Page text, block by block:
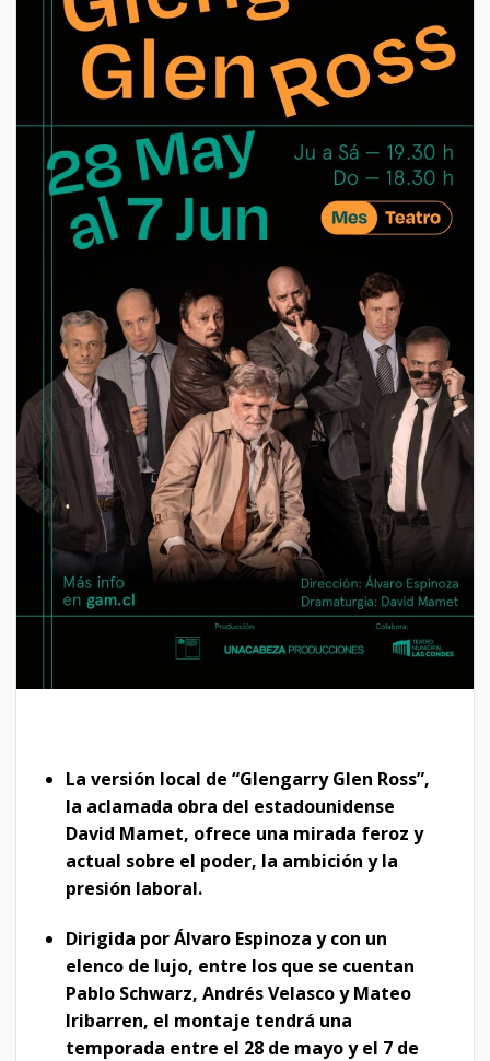
La versión local de “Glengarry Glen Ross”,
la aclamada obra del estadounidense
David Mamet, ofrece una mirada feroz y
actual sobre el poder, la ambición y la
presión laboral.
Dirigida por Álvaro Espinoza y con un
elenco de lujo, entre los que se cuentan
Pablo Schwarz, Andrés Velasco y Mateo
Iribarren, el montaje tendrá una
temporada entre el 28 de mayo y el 7 de